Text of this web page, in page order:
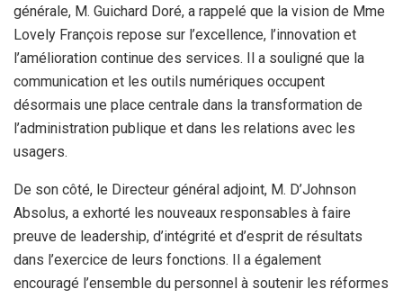
générale, M. Guichard Doré, a rappelé que la vision de Mme
Lovely François repose sur l’excellence, l’innovation et
l’amélioration continue des services. Il a souligné que la
communication et les outils numériques occupent
désormais une place centrale dans la transformation de
l’administration publique et dans les relations avec les
usagers.
De son côté, le Directeur général adjoint, M. D’Johnson
Absolus, a exhorté les nouveaux responsables à faire
preuve de leadership, d’intégrité et d’esprit de résultats
dans l’exercice de leurs fonctions. Il a également
encouragé l’ensemble du personnel à soutenir les réformes